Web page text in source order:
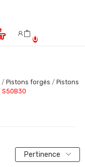
0
Pistons forgés
Pistons
S50B30
Pertinence